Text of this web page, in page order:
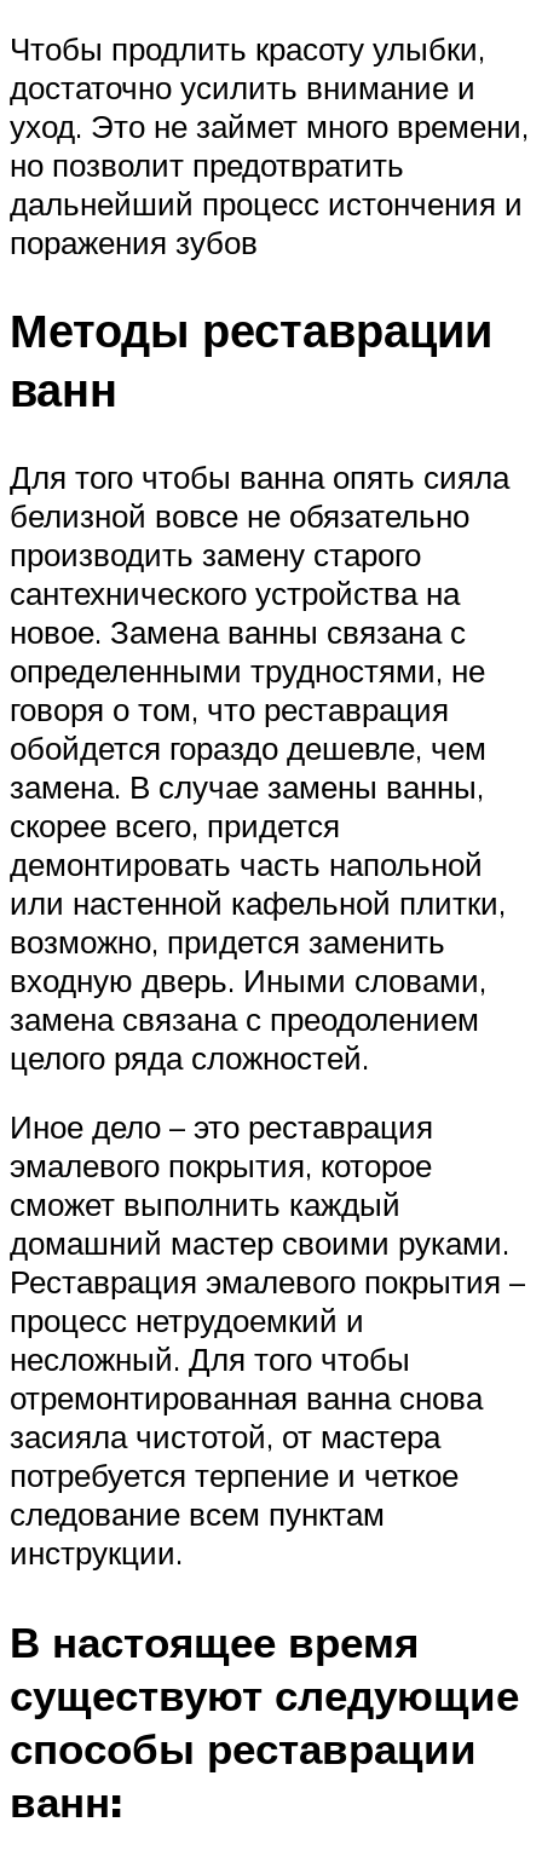
Чтобы продлить красоту улыбки,
достаточно усилить внимание и
уход. Это не займет много времени,
но позволит предотвратить
дальнейший процесс истончения и
поражения зубов
Методы реставрации
ванн
Для того чтобы ванна опять сияла
белизной вовсе не обязательно
производить замену старого
сантехнического устройства на
новое. Замена ванны связана с
определенными трудностями, не
говоря о том, что реставрация
обойдется гораздо дешевле, чем
замена. В случае замены ванны,
скорее всего, придется
демонтировать часть напольной
или настенной кафельной плитки,
возможно, придется заменить
входную дверь. Иными словами,
замена связана с преодолением
целого ряда сложностей.
Иное дело – это реставрация
эмалевого покрытия, которое
сможет выполнить каждый
домашний мастер своими руками.
Реставрация эмалевого покрытия –
процесс нетрудоемкий и
несложный. Для того чтобы
отремонтированная ванна снова
засияла чистотой, от мастера
потребуется терпение и четкое
следование всем пунктам
инструкции.
В настоящее время
существуют следующие
способы реставрации
ванн: